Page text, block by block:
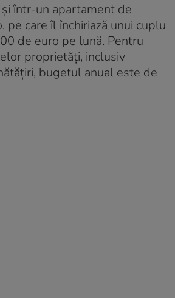
într-un apartament de
pe care îl închiriază unui cuplu
de euro pe lună. Pentru
proprietăți, inclusiv
bugetul anual este de